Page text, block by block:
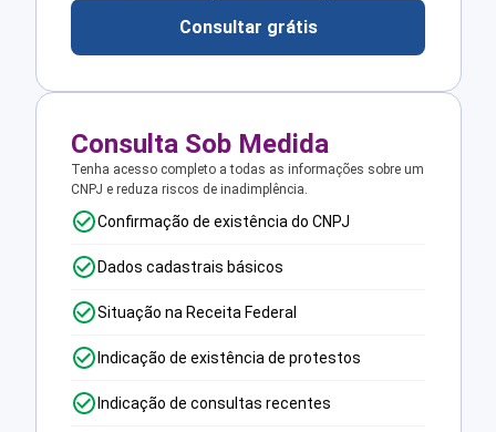
Consultar grátis
Consulta Sob Medida
Tenha acesso completo a todas as informações sobre um
CNPJ e reduza riscos de inadimplência.
Confirmação de existência do CNPJ
Dados cadastrais básicos
Situação na Receita Federal
Indicação de existência de protestos
Indicação de consultas recentes